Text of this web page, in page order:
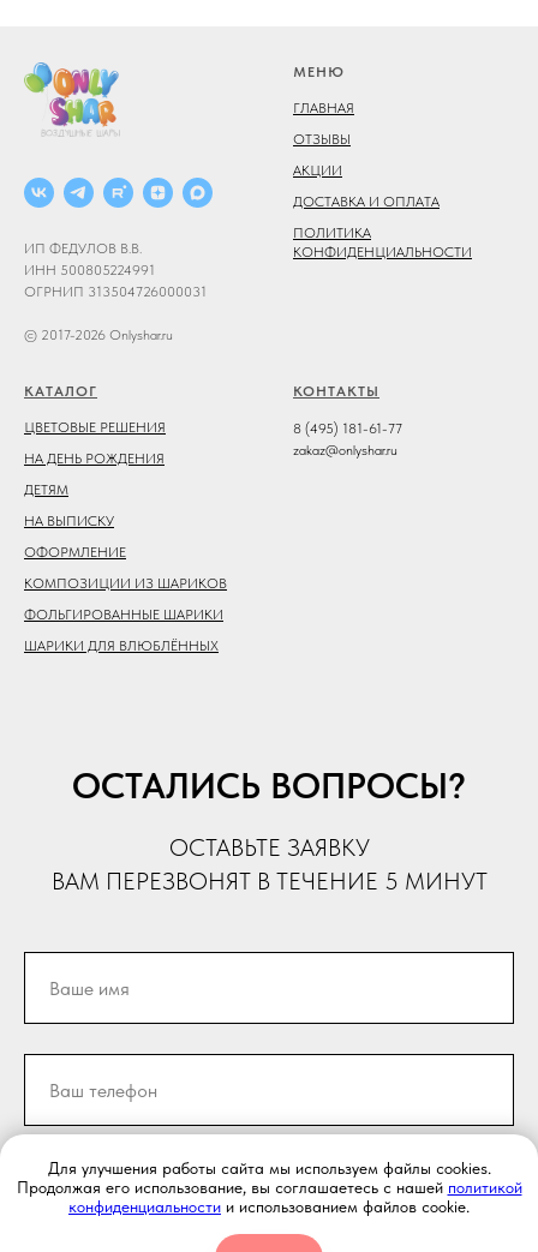
ИП ФЕДУЛОВ В.В.
ИНН 500805224991
ОГРНИП 313504726000031
© 2017-2026 Onlyshar.ru
МЕНЮ
ГЛАВНАЯ
ОТЗЫВЫ
АКЦИИ
ДОСТАВКА И ОПЛАТА
ПОЛИТИКА
КОНФИДЕНЦИАЛЬНОСТИ
КАТАЛОГ
ЦВЕТОВЫЕ РЕШЕНИЯ
НА ДЕНЬ РОЖДЕНИЯ
ДЕТЯМ
НА ВЫПИСКУ
ОФОРМЛЕНИЕ
КОМПОЗИЦИИ ИЗ ШАРИКОВ
ФОЛЬГИРОВАННЫЕ ШАРИКИ
ШАРИКИ ДЛЯ ВЛЮБЛЁННЫХ
КОНТАКТЫ
8 (495) 181-61-77
zakaz@onlyshar.ru
ОСТАЛИСЬ ВОПРОСЫ?
ОСТАВЬТЕ ЗАЯВКУ
ВАМ ПЕРЕЗВОНЯТ В ТЕЧЕНИЕ 5 МИНУТ
ОТПРАВИТЬ
Для улучшения работы сайта мы используем файлы cookies.
Продолжая его использование, вы соглашаетесь с нашей политикой
конфиденциальности и использованием файлов cookie.